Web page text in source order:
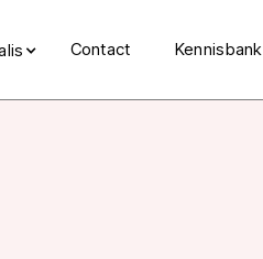
Contact Kennisbank